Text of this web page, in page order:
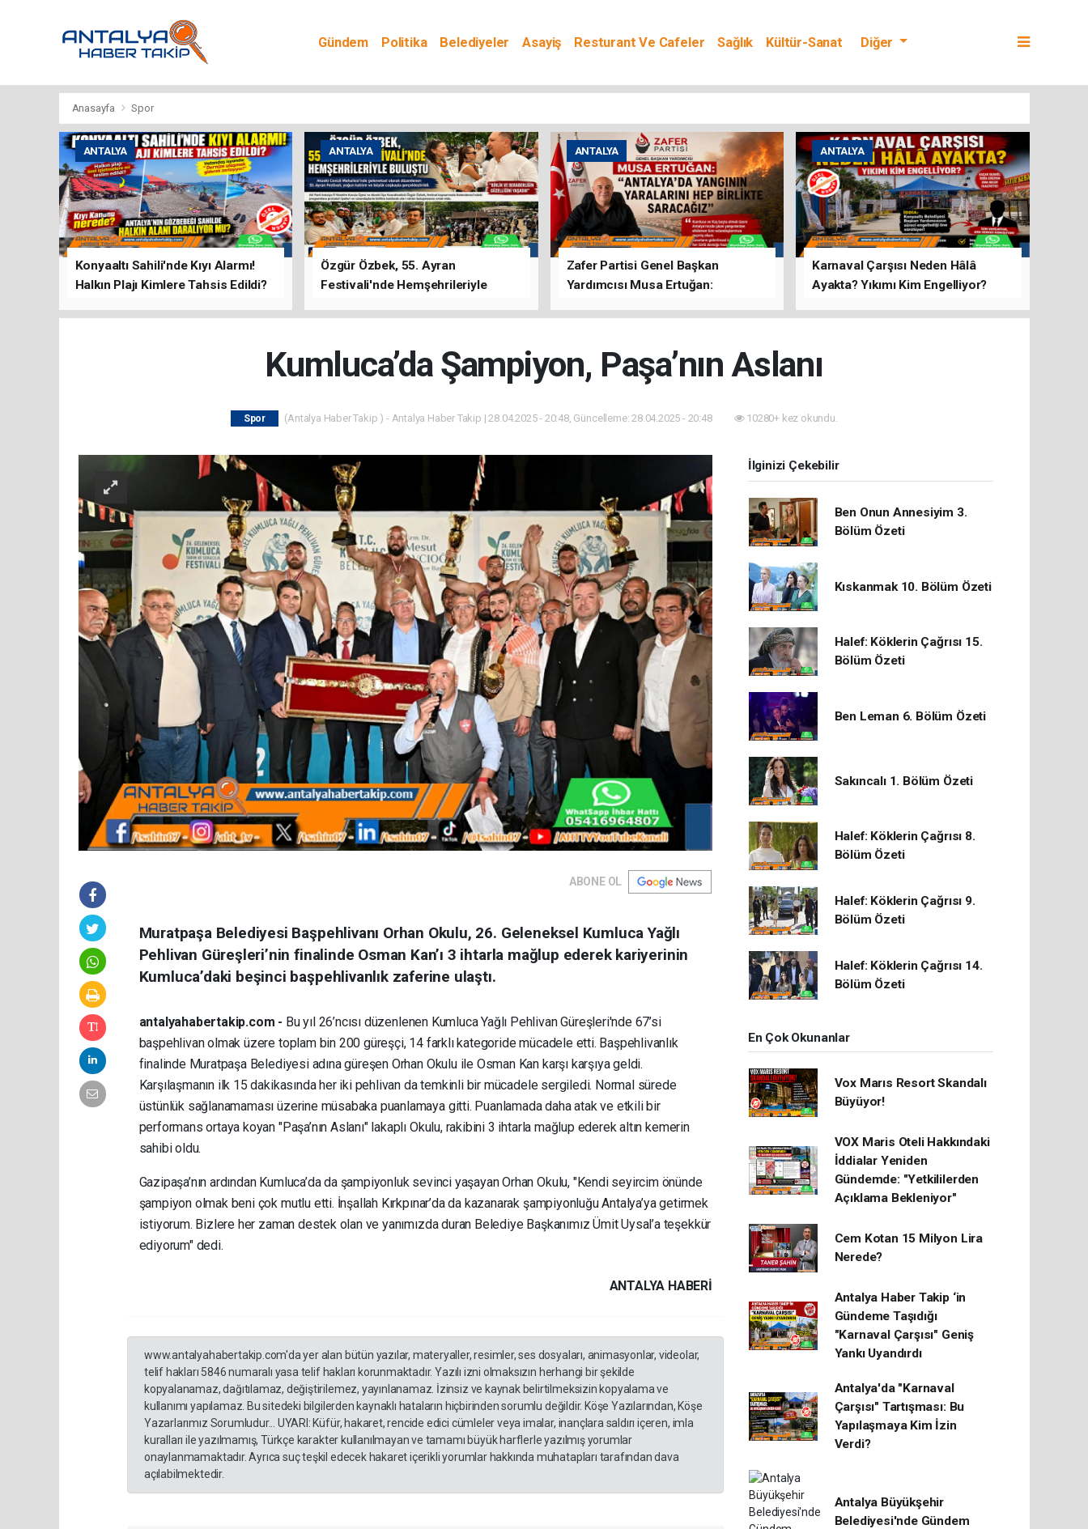
Gündem Politika Belediyeler Asayiş Resturant Ve Cafeler Sağlık
Kültür-Sanat
Diğer
Anasayfa Spor
ANTALYA
Konyaaltı Sahili'nde Kıyı Alarmı!
Halkın Plajı Kimlere Tahsis Edildi?
ANTALYA
Özgür Özbek, 55. Ayran
Festivali'nde Hemşehrileriyle
ANTALYA
Zafer Partisi Genel Başkan
Yardımcısı Musa Ertuğan:
ANTALYA
Karnaval Çarşısı Neden Hâlâ
Ayakta? Yıkımı Kim Engelliyor?
Kumluca’da Şampiyon, Paşa’nın Aslanı
Spor (Antalya Haber Takip ) - Antalya Haber Takip | 28.04.2025 - 20:48, Güncelleme: 28.04.2025 - 20:48 10280+ kez okundu.
ABONE OL
Muratpaşa Belediyesi Başpehlivanı Orhan Okulu, 26. Geleneksel Kumluca Yağlı
Pehlivan Güreşleri’nin finalinde Osman Kan’ı 3 ihtarla mağlup ederek kariyerinin
Kumluca’daki beşinci başpehlivanlık zaferine ulaştı.
antalyahabertakip.com - Bu yıl 26’ncısı düzenlenen Kumluca Yağlı Pehlivan Güreşleri'nde 67’si
başpehlivan olmak üzere toplam bin 200 güreşçi, 14 farklı kategoride mücadele etti. Başpehlivanlık
finalinde Muratpaşa Belediyesi adına güreşen Orhan Okulu ile Osman Kan karşı karşıya geldi.
Karşılaşmanın ilk 15 dakikasında her iki pehlivan da temkinli bir mücadele sergiledi. Normal sürede
üstünlük sağlanamaması üzerine müsabaka puanlamaya gitti. Puanlamada daha atak ve etkili bir
performans ortaya koyan "Paşa’nın Aslanı" lakaplı Okulu, rakibini 3 ihtarla mağlup ederek altın kemerin
sahibi oldu.
Gazipaşa’nın ardından Kumluca’da da şampiyonluk sevinci yaşayan Orhan Okulu, "Kendi seyircim önünde
şampiyon olmak beni çok mutlu etti. İnşallah Kırkpınar’da da kazanarak şampiyonluğu Antalya’ya getirmek
istiyorum. Bizlere her zaman destek olan ve yanımızda duran Belediye Başkanımız Ümit Uysal’a teşekkür
ediyorum" dedi.
ANTALYA HABERİ
www.antalyahabertakip.com'da yer alan bütün yazılar, materyaller, resimler, ses dosyaları, animasyonlar, videolar,
telif hakları 5846 numaralı yasa telif hakları korunmaktadır. Yazılı izni olmaksızın herhangi bir şekilde
kopyalanamaz, dağıtılamaz, değiştirilemez, yayınlanamaz. İzinsiz ve kaynak belirtilmeksizin kopyalama ve
kullanımı yapılamaz. Bu sitedeki bilgilerden kaynaklı hataların hiçbirinden sorumlu değildir. Köşe Yazılarından, Köşe
Yazarlarımız Sorumludur... UYARI: Küfür, hakaret, rencide edici cümleler veya imalar, inançlara saldırı içeren, imla
kuralları ile yazılmamış, Türkçe karakter kullanılmayan ve tamamı büyük harflerle yazılmış yorumlar
onaylanmamaktadır. Ayrıca suç teşkil edecek hakaret içerikli yorumlar hakkında muhatapları tarafından dava
açılabilmektedir.
İlginizi Çekebilir
Ben Onun Annesiyim 3.
Bölüm Özeti
Kıskanmak 10. Bölüm Özeti
Halef: Köklerin Çağrısı 15.
Bölüm Özeti
Ben Leman 6. Bölüm Özeti
Sakıncalı 1. Bölüm Özeti
Halef: Köklerin Çağrısı 8.
Bölüm Özeti
Halef: Köklerin Çağrısı 9.
Bölüm Özeti
Halef: Köklerin Çağrısı 14.
Bölüm Özeti
En Çok Okunanlar
Vox Marıs Resort Skandalı
Büyüyor!
VOX Maris Oteli Hakkındaki
İddialar Yeniden
Gündemde: "Yetkililerden
Açıklama Bekleniyor"
Cem Kotan 15 Milyon Lira
Nerede?
Antalya Haber Takip ‘in
Gündeme Taşıdığı
"Karnaval Çarşısı" Geniş
Yankı Uyandırdı
Antalya'da "Karnaval
Çarşısı" Tartışması: Bu
Yapılaşmaya Kim İzin
Verdi?
Antalya Büyükşehir
Belediyesi'nde Gündem